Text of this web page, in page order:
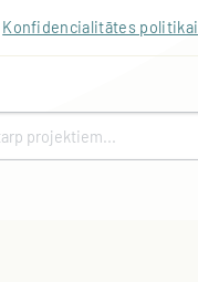
Konfidencialitātes politikai